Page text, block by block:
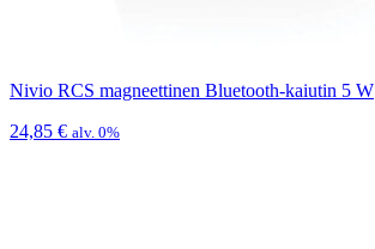
Nivio RCS magneettinen Bluetooth-kaiutin 5 W
24,85 € alv. 0%